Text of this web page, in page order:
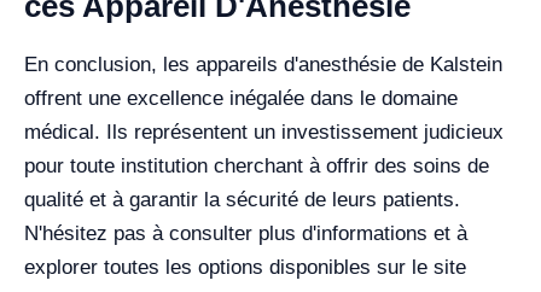
En conclusion, les appareils d'anesthésie de Kalstein
offrent une excellence inégalée dans le domaine
médical. Ils représentent un investissement judicieux
pour toute institution cherchant à offrir des soins de
qualité et à garantir la sécurité de leurs patients.
N'hésitez pas à consulter plus d'informations et à
explorer toutes les options disponibles sur le site